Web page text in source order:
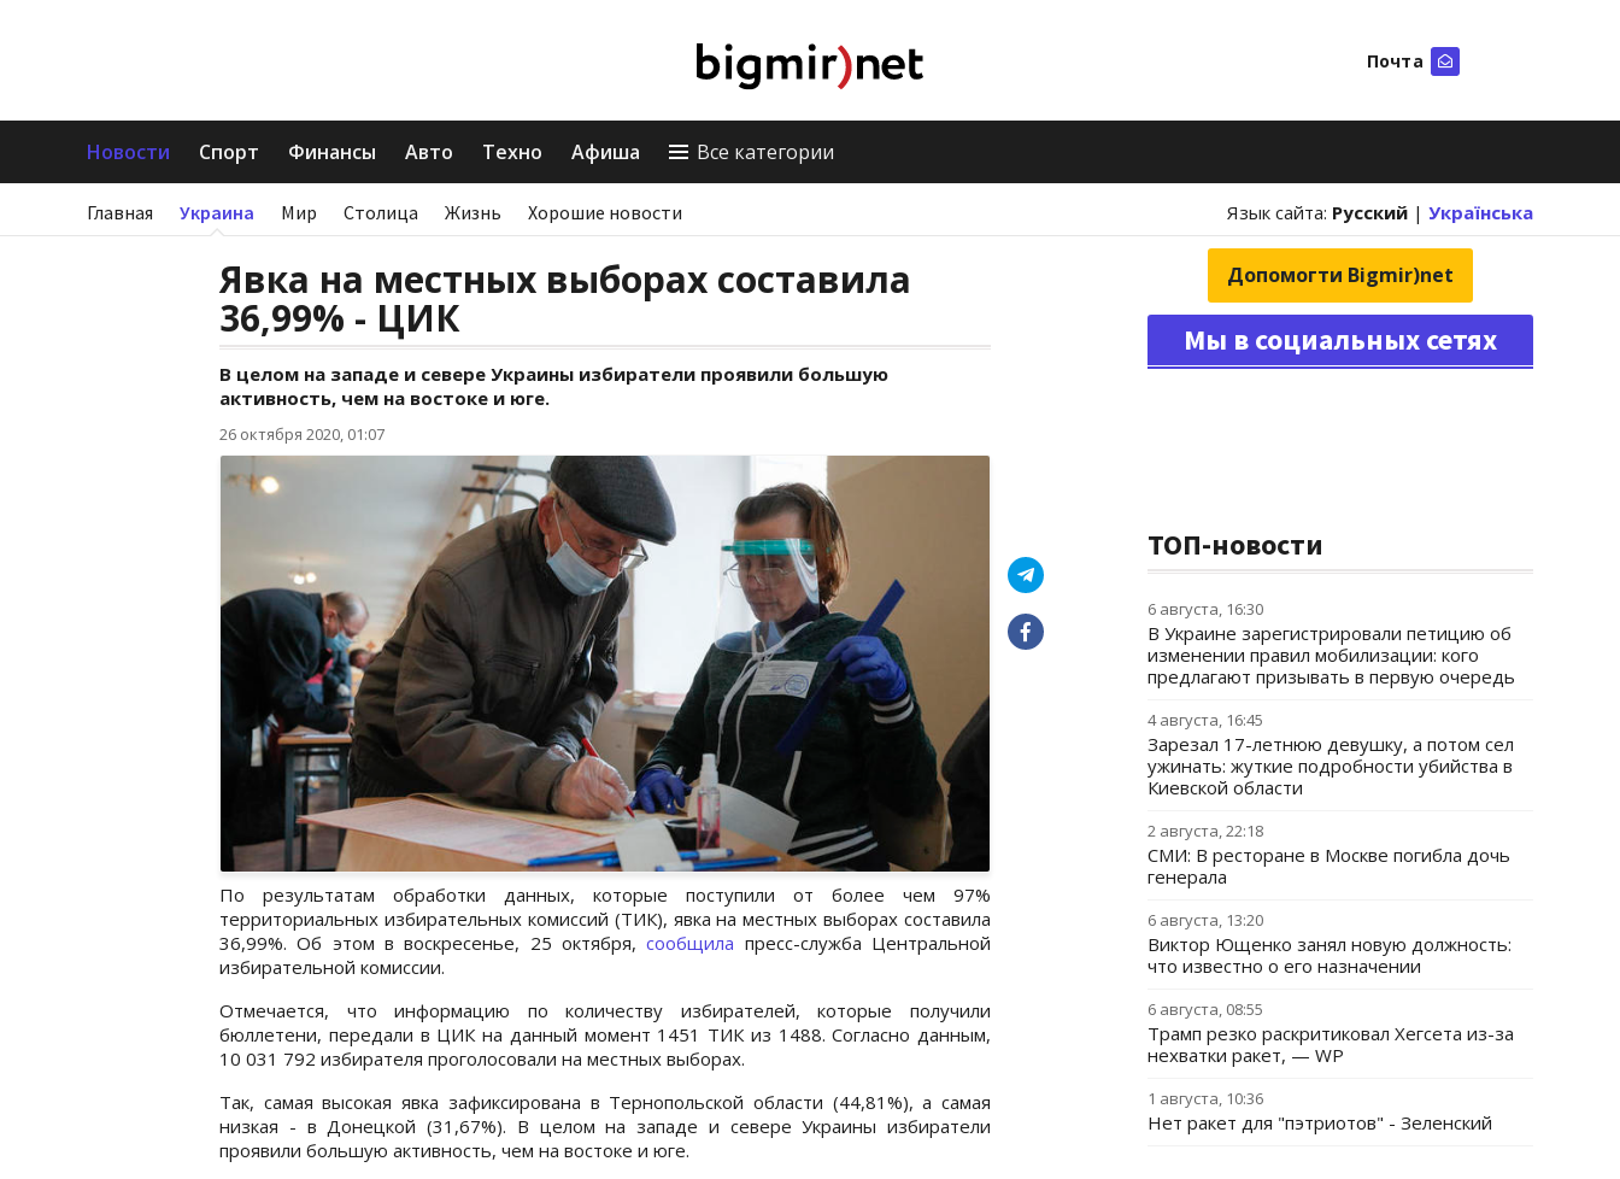
Почта
Новости Спорт Финансы Авто Техно Афиша Все категории
Главная Украина Мир Столица Жизнь Хорошие новости Язык сайта: Русский | Українська
Явка на местных выборах составила
36,99% - ЦИК
В целом на западе и севере Украины избиратели проявили большую
активность, чем на востоке и юге.
26 октября 2020, 01:07
По результатам обработки данных, которые поступили от более чем 97%
территориальных избирательных комиссий (ТИК), явка на местных выборах составила
36,99%. Об этом в воскресенье, 25 октября,сообщила пресс-служба Центральной
избирательной комиссии.
Отмечается, что информацию по количеству избирателей, которые получили
бюллетени, передали в ЦИК на данный момент 1451 ТИК из 1488. Согласно данным,
10 031 792 избирателя проголосовали на местных выборах.
Так, самая высокая явка зафиксирована в Тернопольской области (44,81%), а самая
низкая - в Донецкой (31,67%). В целом на западе и севере Украины избиратели
проявили большую активность, чем на востоке и юге.
Допомогти Bigmir)net
Мы в социальных сетях
ТОП-новости
6 августа, 16:30
В Украине зарегистрировали петицию об
изменении правил мобилизации: кого
предлагают призывать в первую очередь
4 августа, 16:45
Зарезал 17-летнюю девушку, а потом сел
ужинать: жуткие подробности убийства в
Киевской области
2 августа, 22:18
СМИ: В ресторане в Москве погибла дочь
генерала
6 августа, 13:20
Виктор Ющенко занял новую должность:
что известно о его назначении
6 августа, 08:55
Трамп резко раскритиковал Хегсета из-за
нехватки ракет, — WP
1 августа, 10:36
Нет ракет для "пэтриотов" - Зеленский